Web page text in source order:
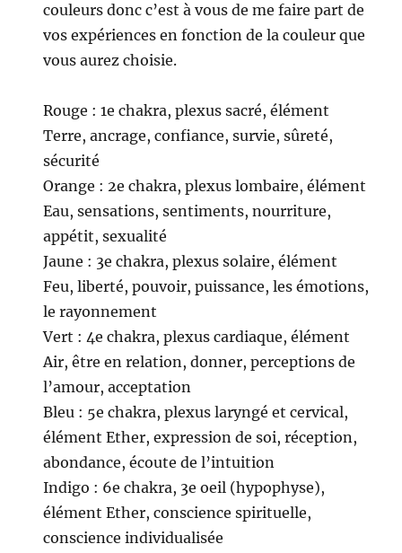
couleurs donc c’est à vous de me faire part de
vos expériences en fonction de la couleur que
vous aurez choisie.
Rouge : 1e chakra, plexus sacré, élément
Terre, ancrage, confiance, survie, sûreté,
sécurité
Orange : 2e chakra, plexus lombaire, élément
Eau, sensations, sentiments, nourriture,
appétit, sexualité
Jaune : 3e chakra, plexus solaire, élément
Feu, liberté, pouvoir, puissance, les émotions,
le rayonnement
Vert : 4e chakra, plexus cardiaque, élément
Air, être en relation, donner, perceptions de
l’amour, acceptation
Bleu : 5e chakra, plexus laryngé et cervical,
élément Ether, expression de soi, réception,
abondance, écoute de l’intuition
Indigo : 6e chakra, 3e oeil (hypophyse),
élément Ether, conscience spirituelle,
conscience individualisée